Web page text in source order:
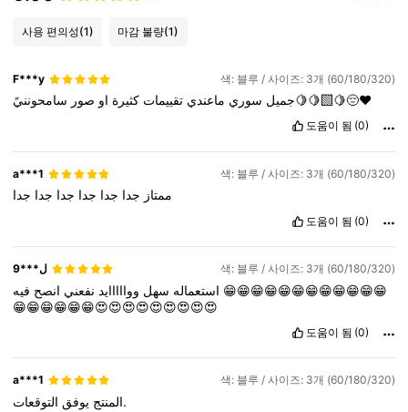
사용 편의성(1) 마감 불량(1)
F***y 색: 블루 / 사이즈: 3개 (60/180/320)
جميل سوري ماعندي تقييمات كثيرة او صور سامحوننيً🍋🍋🍋‍🟩😔❤️
도움이 됨 (0)
a***1 색: 블루 / 사이즈: 3개 (60/180/320)
ممتاز جدا جدا جدا جدا جدا جدا
도움이 됨 (0)
9***ل 색: 블루 / 사이즈: 3개 (60/180/320)
استعماله سهل ووااااايد نفعني انصح
😁😁😁😁😁😁😁😁😁😁😁😁
😁😁😁😁😁😁😍😍😍😍😍😍😍😍😍
도움이 됨 (0)
a***1 색: 블루 / 사이즈: 3개 (60/180/320)
المنتج يوفق التوقعات.